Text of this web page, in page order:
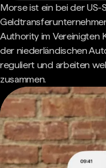
Morse ist ein bei der
Authority im Vereinigten
der niederländischen
reguliert und arbeiten
zusammen.